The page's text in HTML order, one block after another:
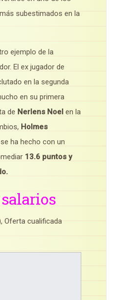
más subestimados en la
ejemplo de la
El ex jugador de
en la segunda
en su primera
de Nerlens Noel en la
Holmes
ha hecho con un
13.6 puntos y
Oferta cualificada